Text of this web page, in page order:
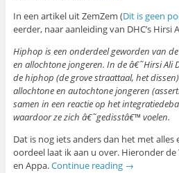
In een artikel uit ZemZem (Dit is geen
eerder, naar aanleiding van DHC’s Hirsi
Hiphop is een onderdeel geworden van
en allochtone jongeren. In de â€˜Hirsi Ali
de hiphop (de grove straattaal, het
allochtone en autochtone jongeren
samen in een reactie op het
waardoor ze zich â€˜gedisstâ€™ voelen.
Dat is nog iets anders dan het met
oordeel laat ik aan u over. Hieronder de
en Appa.Continue reading →